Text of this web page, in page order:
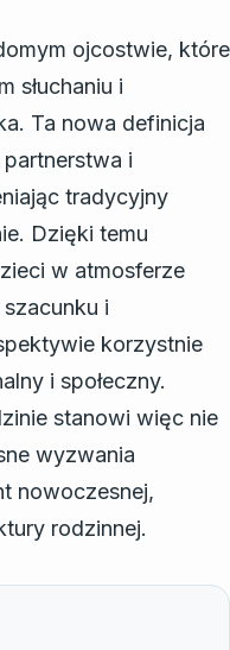
ojcostwie, które
słuchaniu i
Ta nowa definicja
i
tradycyjny
Dzięki temu
w atmosferze
i
korzystnie
i społeczny.
stanowi więc nie
wyzwania
nowoczesnej,
rodzinnej.